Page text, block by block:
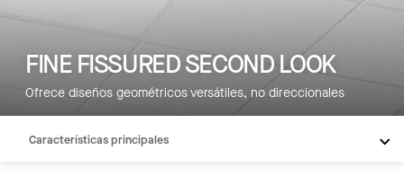
FINE FISSURED SECOND LOOK
Ofrece diseños geométricos versátiles, no direccionales
Características principales